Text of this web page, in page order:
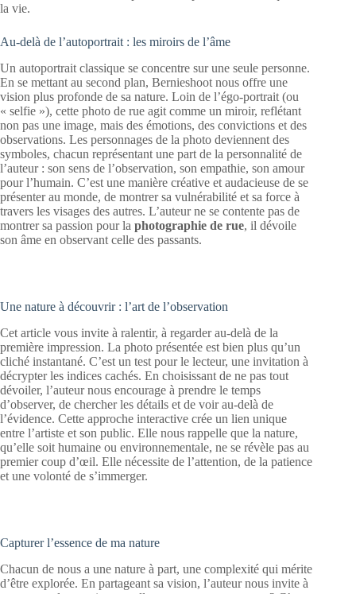
la vie.
Au-delà de l’autoportrait : les miroirs de l’âme
Un autoportrait classique se concentre sur une seule personne.
En se mettant au second plan, Bernieshoot nous offre une
vision plus profonde de sa nature. Loin de l’égo-portrait (ou
« selfie »), cette photo de rue agit comme un miroir, reflétant
non pas une image, mais des émotions, des convictions et des
observations. Les personnages de la photo deviennent des
symboles, chacun représentant une part de la personnalité de
l’auteur : son sens de l’observation, son empathie, son amour
pour l’humain. C’est une manière créative et audacieuse de se
présenter au monde, de montrer sa vulnérabilité et sa force à
travers les visages des autres. L’auteur ne se contente pas de
montrer sa passion pour la photographie de rue, il dévoile
son âme en observant celle des passants.
Une nature à découvrir : l’art de l’observation
Cet article vous invite à ralentir, à regarder au-delà de la
première impression. La photo présentée est bien plus qu’un
cliché instantané. C’est un test pour le lecteur, une invitation à
décrypter les indices cachés. En choisissant de ne pas tout
dévoiler, l’auteur nous encourage à prendre le temps
d’observer, de chercher les détails et de voir au-delà de
l’évidence. Cette approche interactive crée un lien unique
entre l’artiste et son public. Elle nous rappelle que la nature,
qu’elle soit humaine ou environnementale, ne se révèle pas au
premier coup d’œil. Elle nécessite de l’attention, de la patience
et une volonté de s’immerger.
Capturer l’essence de ma nature
Chacun de nous a une nature à part, une complexité qui mérite
d’être explorée. En partageant sa vision, l’auteur nous invite à